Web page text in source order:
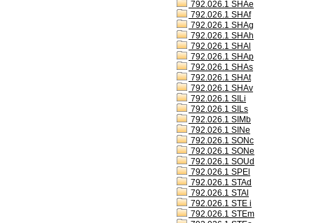
792.026.1 SHAe
792.026.1 SHAf
792.026.1 SHAg
792.026.1 SHAh
792.026.1 SHAl
792.026.1 SHAp
792.026.1 SHAs
792.026.1 SHAt
792.026.1 SHAv
792.026.1 SILi
792.026.1 SILs
792.026.1 SIMb
792.026.1 SINe
792.026.1 SONc
792.026.1 SONe
792.026.1 SOUd
792.026.1 SPEl
792.026.1 STAd
792.026.1 STAl
792.026.1 STE i
792.026.1 STEm